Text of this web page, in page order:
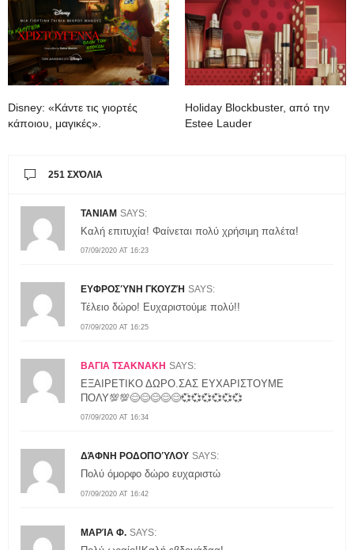
Disney: «Κάντε τις γιορτές
κάποιου, μαγικές».
Holiday Blockbuster, από την
Estee Lauder
251 ΣΧΌΛΙΑ
TANIAM SAYS:
07/09/2020 AT 16:23
Καλή επιτυχία! Φαίνεται πολύ χρήσιμη παλέτα!
ΕΥΦΡΟΣΎΝΗ ΓΚΟΥΖΉ SAYS:
07/09/2020 AT 16:25
Τέλειο δώρο! Ευχαριστούμε πολύ!!
ΒΑΓΙΑ ΤΣΑΚΝΑΚΗ SAYS:
07/09/2020 AT 16:34
ΕΞΑΙΡΕΤΙΚΟ ΔΩΡΟ.ΣΑΣ ΕΥΧΑΡΙΣΤΟΥΜΕ
ΠΟΛΥ💯💯😊😊😊😊😊💞💞💞💞💞💞
ΔΆΦΝΗ ΡΟΔΟΠΟΎΛΟΥ SAYS:
07/09/2020 AT 16:42
Πολύ όμορφο δώρο ευχαριστώ
ΜΑΡΊΑ Φ. SAYS: